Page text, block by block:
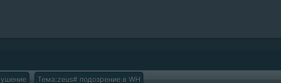
Тема:zeus# подозрение в WH